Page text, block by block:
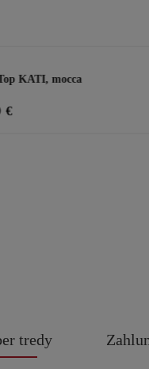
KATI, mocca
€
tredy